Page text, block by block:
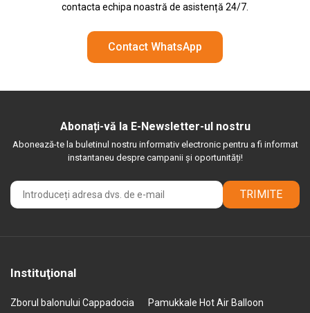
contacta echipa noastră de asistență 24/7.
Contact WhatsApp
Abonați-vă la E-Newsletter-ul nostru
Abonează-te la buletinul nostru informativ electronic pentru a fi informat
instantaneu despre campanii și oportunități!
TRIMITE
Instituţional
Zborul balonului Cappadocia
Pamukkale Hot Air Balloon